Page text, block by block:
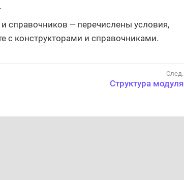
справочников — перечислены условия,
с конструкторами и справочниками.
Структура модуля